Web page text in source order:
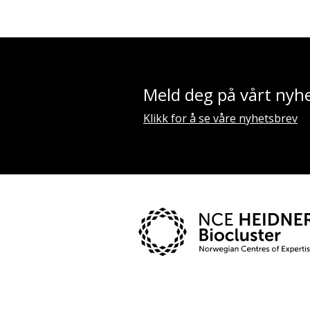
Meld deg på vårt
Klikk for å se våre nyhetsbrev